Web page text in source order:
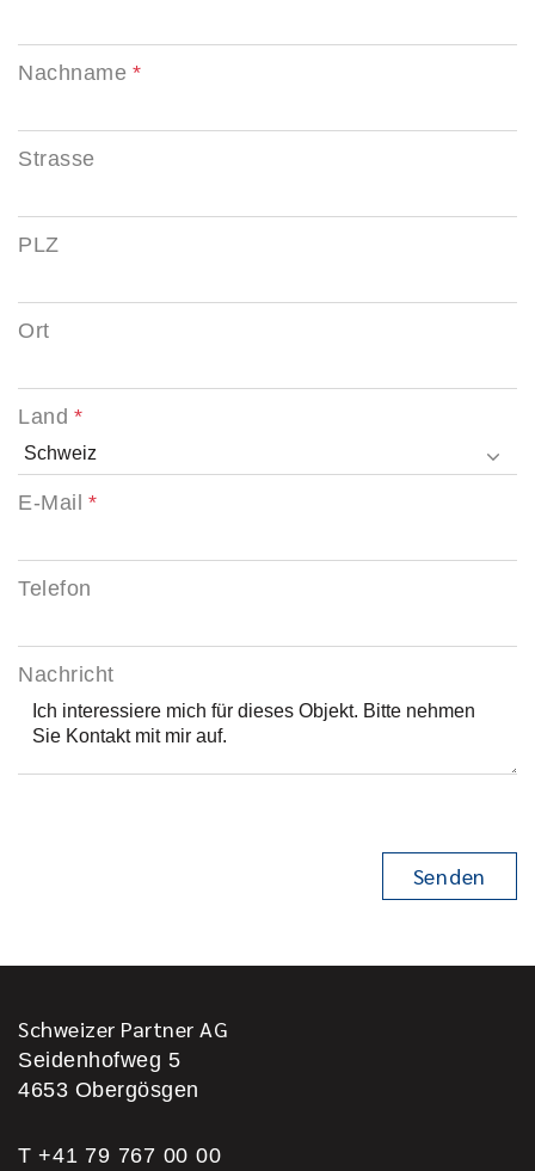
Nachname
Strasse
PLZ
Ort
Land
E-Mail
Telefon
Nachricht
Schweizer Partner AG
Seidenhofweg 5
4653 Obergösgen
T +41 79 767 00 00